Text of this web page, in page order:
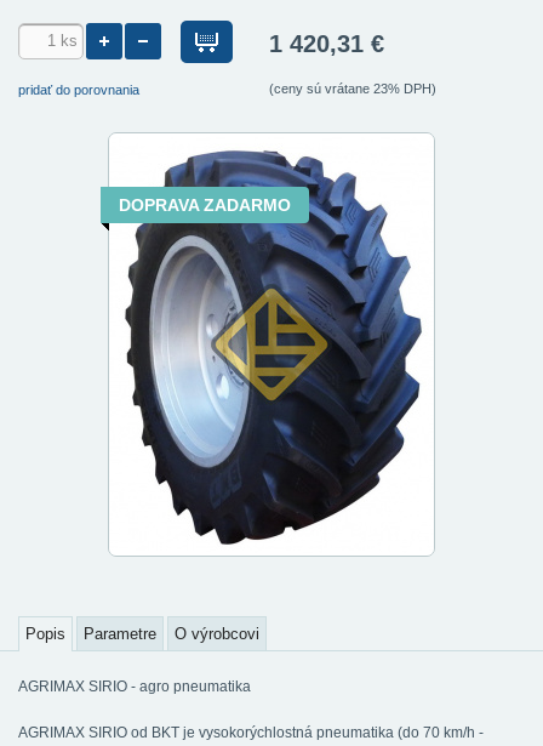
pridať do porovnania
1 420,31 €
(ceny sú vrátane 23% DPH)
DOPRAVA ZADARMO
Popis Parametre O výrobcovi
AGRIMAX SIRIO - agro pneumatika
AGRIMAX SIRIO od BKT je vysokorýchlostná pneumatika (do 70 km/h -